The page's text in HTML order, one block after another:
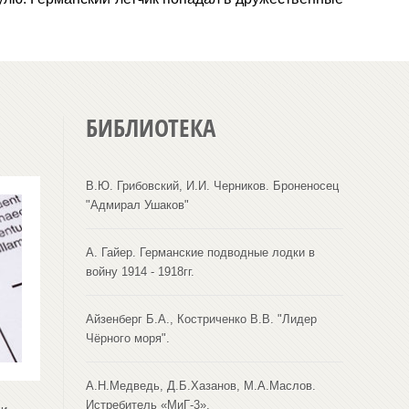
БИБЛИОТЕКА
В.Ю. Грибовский, И.И. Черников. Броненосец
"Адмирал Ушаков"
А. Гайер. Германские подводные лодки в
войну 1914 - 1918гг.
Айзенберг Б.А., Костриченко В.В. "Лидер
Чёрного моря".
А.Н.Медведь, Д.Б.Хазанов, М.А.Маслов.
Истребитель «МиГ-3».